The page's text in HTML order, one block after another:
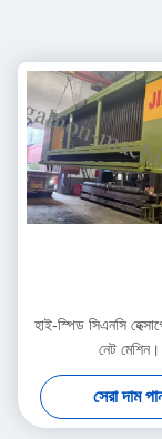
হাই-স্পিড সিএনসি
নেট মেশিন।
সেরা দাম